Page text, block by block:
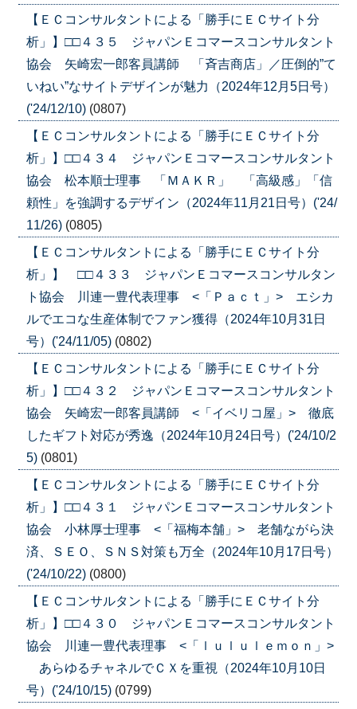
【ＥＣコンサルタントによる「勝手にＥＣサイト分
析」】□□４３５ ジャパンＥコマースコンサルタント
協会 矢崎宏一郎客員講師 「斉吉商店」／圧倒的”て
いねい”なサイトデザインが魅力（2024年12月5日号）
('24/12/10) (0807)
【ＥＣコンサルタントによる「勝手にＥＣサイト分
析」】□□４３４ ジャパンＥコマースコンサルタント
協会 松本順士理事 「ＭＡＫＲ」 「高級感」「信
頼性」を強調するデザイン（2024年11月21日号）('24/
11/26) (0805)
【ＥＣコンサルタントによる「勝手にＥＣサイト分
析」】 □□４３３ ジャパンＥコマースコンサルタン
ト協会 川連一豊代表理事 <「Ｐａｃｔ」> エシカ
ルでエコな生産体制でファン獲得（2024年10月31日
号）('24/11/05) (0802)
【ＥＣコンサルタントによる「勝手にＥＣサイト分
析」】□□４３２ ジャパンＥコマースコンサルタント
協会 矢崎宏一郎客員講師 <「イベリコ屋」> 徹底
したギフト対応が秀逸（2024年10月24日号）('24/10/2
5) (0801)
【ＥＣコンサルタントによる「勝手にＥＣサイト分
析」】□□４３１ ジャパンＥコマースコンサルタント
協会 小林厚士理事 <「福梅本舗」> 老舗ながら決
済、ＳＥＯ、ＳＮＳ対策も万全（2024年10月17日号）
('24/10/22) (0800)
【ＥＣコンサルタントによる「勝手にＥＣサイト分
析」】□□４３０ ジャパンＥコマースコンサルタント
協会 川連一豊代表理事 <「ｌｕｌｕｌｅｍｏｎ」>
あらゆるチャネルでＣＸを重視（2024年10月10日
号）('24/10/15) (0799)